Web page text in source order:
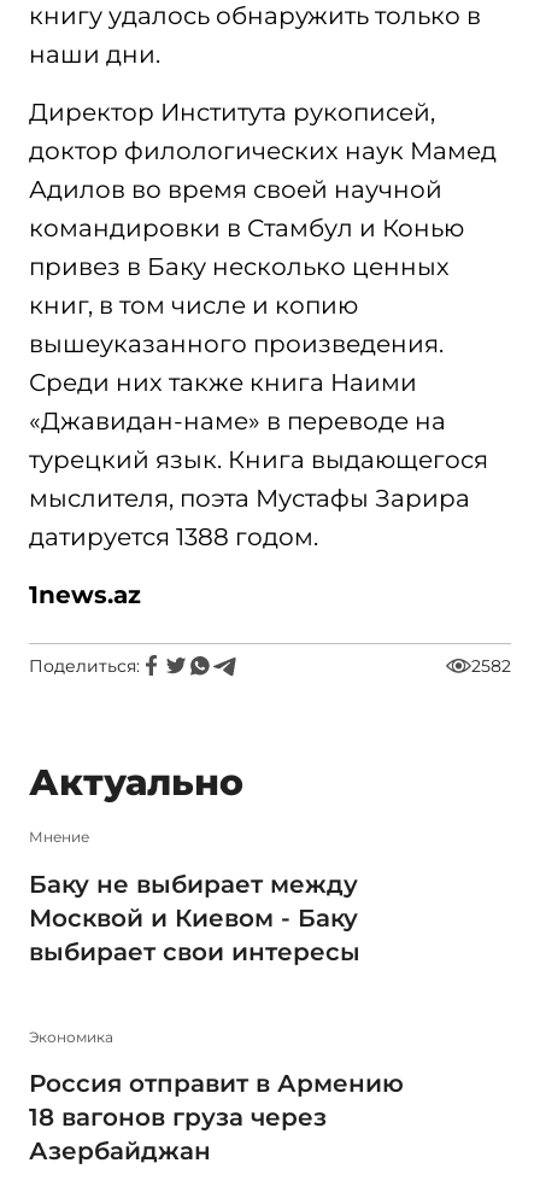
книгу удалось обнаружить только в
наши дни.
Директор Института рукописей,
доктор филологических наук Мамед
Адилов во время своей научной
командировки в Стамбул и Конью
привез в Баку несколько ценных
книг, в том числе и копию
вышеуказанного произведения.
Среди них также книга Наими
«Джавидан-наме» в переводе на
турецкий язык. Книга выдающегося
мыслителя, поэта Мустафы Зарира
датируется 1388 годом.
1news.az
Поделиться: 2582
Актуально
Мнение
Баку не выбирает между
Москвой и Киевом - Баку
выбирает свои интересы
Экономика
Россия отправит в Армению
18 вагонов груза через
Азербайджан